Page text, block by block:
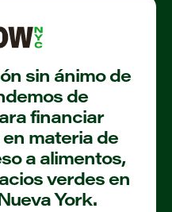
sin ánimo de
de
financiar
materia de
a alimentos,
verdes en
York.